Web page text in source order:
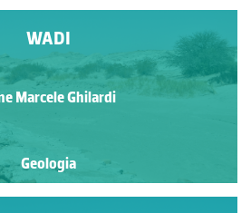
WADI
Marcele Ghilardi
Geologia